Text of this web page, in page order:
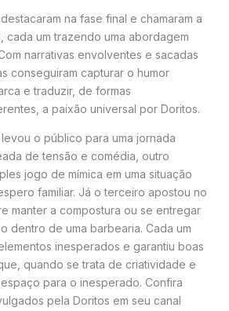
na fase final e chamaram a
cada um trazendo uma abordagem
narrativas envolventes e sacadas
conseguiram capturar o humor
e traduzir, de formas
a paixão universal por Doritos.
o público para uma jornada
de tensão e comédia, outro
jogo de mímica em uma situação
familiar. Já o terceiro apostou no
manter a compostura ou se entregar
dentro de uma barbearia. Cada um
inesperados e garantiu boas
quando se trata de criatividade e
para o inesperado. Confira
pela Doritos em seu canal